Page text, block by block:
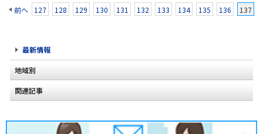
前へ
127 128 129 130 131 132 133 134 135 136 137
最新情報
地域別
北海道
関連記事